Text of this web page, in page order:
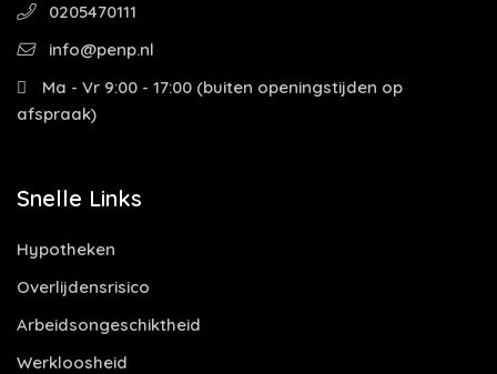
0205470111
info@penp.nl
Ma - Vr 9:00 - 17:00 (buiten openingstijden op
afspraak)
Snelle Links
Hypotheken
Overlijdensrisico
Arbeidsongeschiktheid
Werkloosheid